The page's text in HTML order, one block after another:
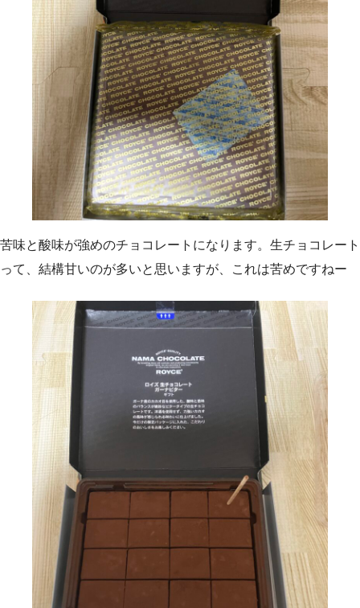
苦味と酸味が強めのチョコレートになります。生チョコレート
って、結構甘いのが多いと思いますが、これは苦めですねー